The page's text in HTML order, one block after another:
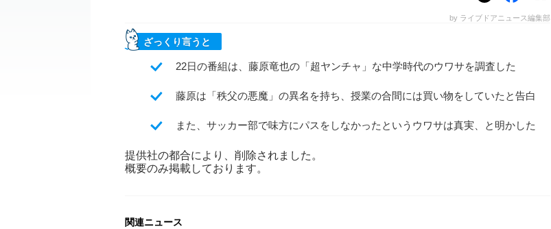
by ライブドアニュース編集部
ざっくり言うと
22日の番組は、藤原竜也の「超ヤンチャ」な中学時代のウワサを調査した
藤原は「秩父の悪魔」の異名を持ち、授業の合間には買い物をしていたと告白
また、サッカー部で味方にパスをしなかったというウワサは真実、と明かした
提供社の都合により、削除されました。
概要のみ掲載しております。
関連ニュース